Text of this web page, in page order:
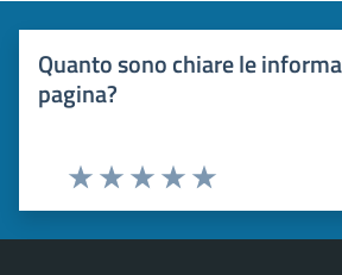
Quanto sono chiare le
pagina?
Valuta 5 stelle su 5
Valuta 4 stelle su 5
Valuta 3 stelle su 5
Valuta 2 stelle su 5
Valuta 1 stelle su 5